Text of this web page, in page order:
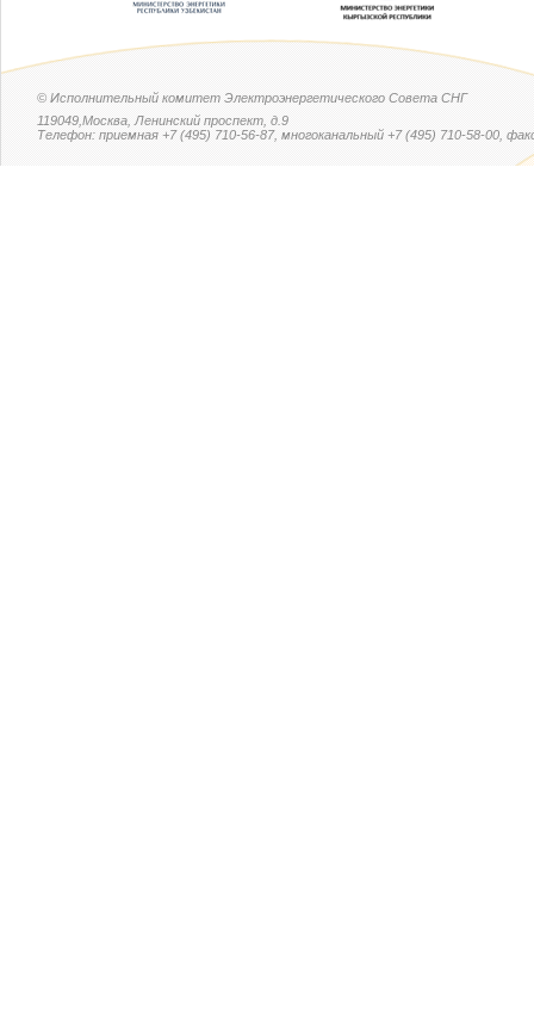
© Исполнительный комитет Электроэнергетического Совета СНГ
119049,Москва, Ленинский проспект, д.9
Телефон: приемная +7 (495) 710-56-87, многоканальный +7 (495) 710-58-00,